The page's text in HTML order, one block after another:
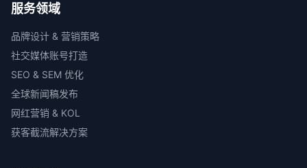
服务领域
品牌设计 & 营销策略
社交媒体账号打造
SEO & SEM 优化
全球新闻稿发布
网红营销 & KOL
获客截流解决方案